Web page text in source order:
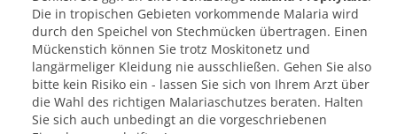
Die in tropischen Gebieten vorkommende Malaria wird
durch den Speichel von Stechmücken übertragen. Einen
Mückenstich können Sie trotz Moskitonetz und
langärmeliger Kleidung nie ausschließen. Gehen Sie also
bitte kein Risiko ein - lassen Sie sich von Ihrem Arzt über
die Wahl des richtigen Malariaschutzes beraten. Halten
Sie sich auch unbedingt an die vorgeschriebenen